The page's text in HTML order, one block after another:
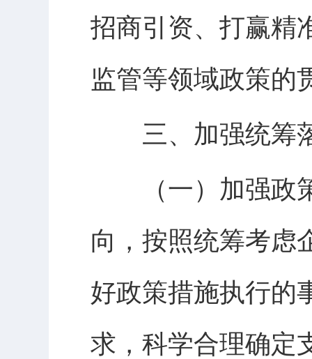
招商引资、打赢精
监管等领域政策的
三、加强统筹
（一）加强政策
向，按照统筹考虑
好政策措施执行的
求，科学合理确定